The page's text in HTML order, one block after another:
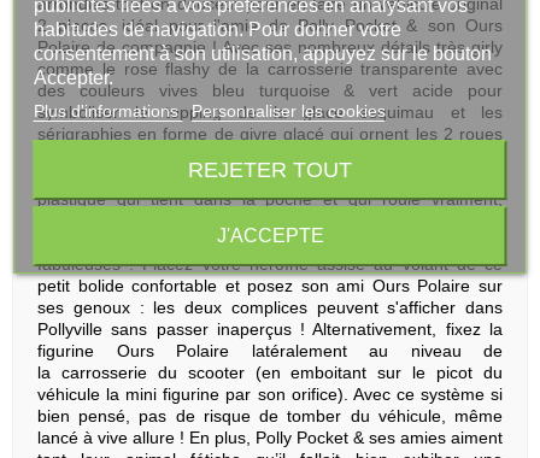
arrondies tout en douceur pour en faire un véhicule original
2 places, idéal pour l'amie de Polly Pocket & son Ours
Polaire de compagnie ! Avec ses nombreux détails très girly
comme le rose flashy de la carrosserie transparente avec
des couleurs vives bleu turquoise & vert acide pour
symboliser le topping de la glace esquimau et les
sérigraphies en forme de givre glacé qui ornent les 2 roues
mignon ! Grace à ce véhicule miniature die-cast en métal &
plastique qui tient dans la poche et qui roule vraiment,
conduire l’aventure, pour des histoires
fabuleuses ! Placez votre héroïne assise au volant de ce
petit bolide confortable et posez son ami Ours Polaire sur
ses genoux : les deux complices peuvent s'afficher dans
Pollyville sans passer inaperçus ! Alternativement, fixez la
figurine Ours Polaire latéralement au niveau de
la carrosserie du scooter (en emboitant sur le picot du
véhicule la mini figurine par son orifice). Avec ce système si
bien pensé, pas de risque de tomber du véhicule, même
lancé à vive allure ! En plus, Polly Pocket & ses amies aiment
publicités liées à vos préférences en analysant vos
habitudes de navigation. Pour donner votre
consentement à son utilisation, appuyez sur le bouton
Accepter.
Plus d'informations Personnaliser les cookies
REJETER TOUT
J'ACCEPTE